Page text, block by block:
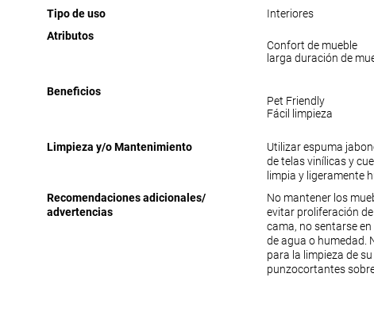
Tipo de uso
Interiores
Atributos
Confort de mueble
larga duración de
Beneficios
Pet Friendly
Fácil limpieza
Limpieza y/o Mantenimiento
Utilizar espuma
de telas vinílicas y
limpia y ligeramente
Recomendaciones adicionales/
advertencias
No mantener los
evitar proliferación
cama, no sentarse
de agua o humedad.
para la limpieza de
punzocortantes